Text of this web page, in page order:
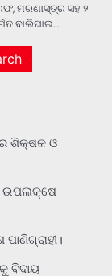
ମରଣାସ୍ତ୍ର ସହ ୨
ବାଲିଘାଇ…
ଶିକ୍ଷକ ଓ
ଉପଲକ୍ଷେ
ବିଦାୟ